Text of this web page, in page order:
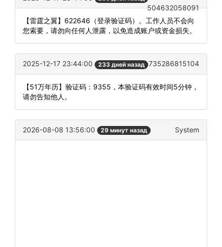
504632058091
【雷霆之翼】622646（登录验证码）。工作人员不会向
您索要，请勿向任何人泄露，以免造成账户或资金损失。
2025-12-17 23:44:00 233 дней назад 735286815104
【51万年历】验证码：9355，本验证码有效时间5分钟，
请勿告知他人。
2026-08-08 13:56:00 29 минут назад System